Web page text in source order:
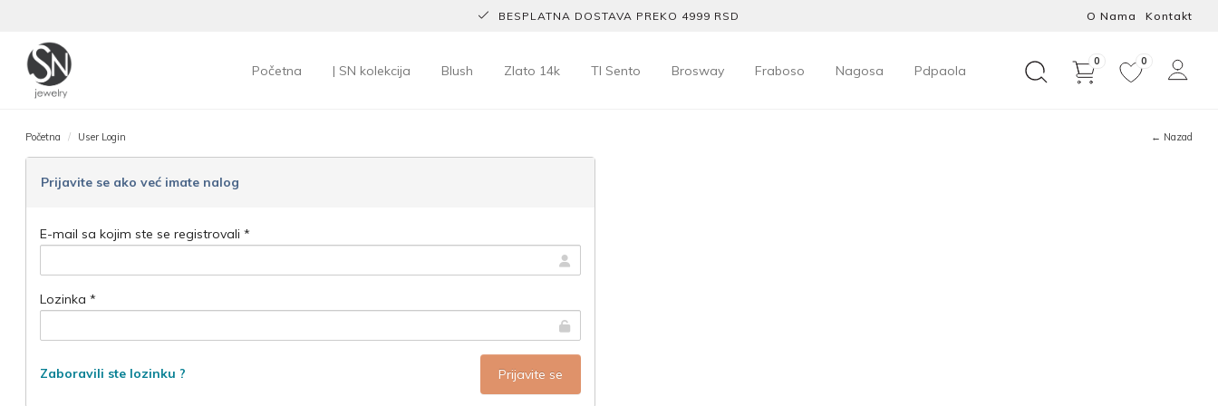
BESPLATNA DOSTAVA PREKO 4999 RSD O Nama Kontakt
Početna | SN kolekcija Blush Zlato 14k TI Sento Brosway Fraboso Nagosa Pdpaola
0 0
Početna User Login ← Nazad
Prijavite se ako već imate nalog
E-mail sa kojim ste se registrovali *
Lozinka *
Zaboravili ste lozinku ?